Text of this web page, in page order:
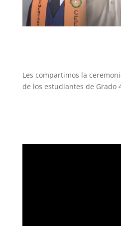
Les compartimos la
de los estudiantes de Grado